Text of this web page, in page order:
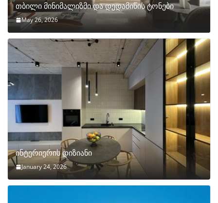
თბილი მინიმალიზმი და დედამიწის ტონები
May 26, 2026
ინტერიერის დიზიანი
January 24, 2026